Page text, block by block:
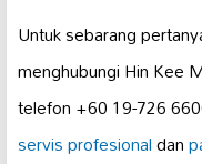
Untuk sebarang
menghubungi Hin Kee
telefon +60 19-726
servis profesionaldan